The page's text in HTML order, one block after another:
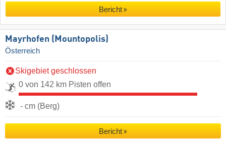
Bericht
Mayrhofen (Mountopolis)
Österreich
Skigebiet geschlossen
0 von 142 km Pisten offen
- cm (Berg)
Bericht